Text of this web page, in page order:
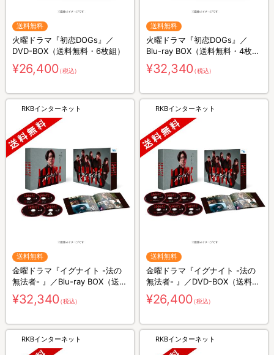
送料無料
火曜ドラマ『初恋DOGs』／
DVD-BOX（送料無料・6枚組）
¥26,400（税込）
送料無料
火曜ドラマ『初恋DOGs』／
Blu-ray BOX（送料無料・4枚
組）
¥32,340（税込）
RKBインターネット
送料無料
金曜ドラマ『イグナイト -法の
無法者- 』／Blu-ray BOX（送料
無料・4枚組）
¥32,340（税込）
RKBインターネット
送料無料
金曜ドラマ『イグナイト -法の
無法者- 』／DVD-BOX（送料無
料・6枚組）
¥26,400（税込）
RKBインターネット RKBインターネット